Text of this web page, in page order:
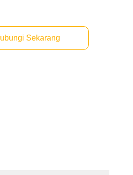
Sekarang